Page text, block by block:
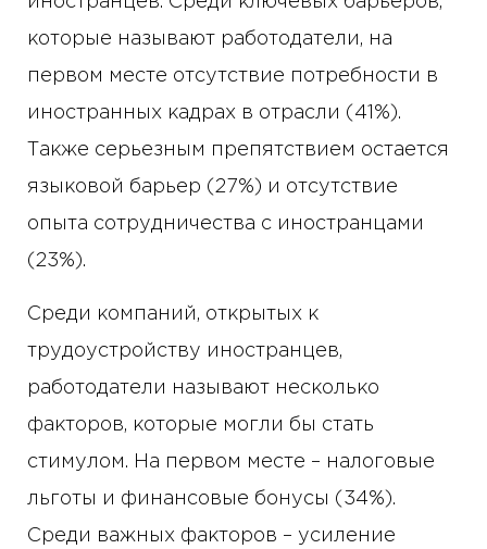
которые называют работодатели, на
первом месте отсутствие потребности в
иностранных кадрах в отрасли (41%).
Также серьезным препятствием остается
языковой барьер (27%) и отсутствие
опыта сотрудничества с иностранцами
(23%).
Среди компаний, открытых к
трудоустройству иностранцев,
работодатели называют несколько
факторов, которые могли бы стать
стимулом. На первом месте – налоговые
льготы и финансовые бонусы (34%).
Среди важных факторов – усиление